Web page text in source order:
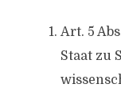
Art. 5
Staat zu